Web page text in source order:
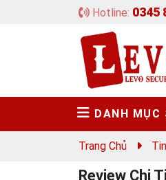
Hotline: 0345
DANH MỤC
Trang Chủ
Review Chi